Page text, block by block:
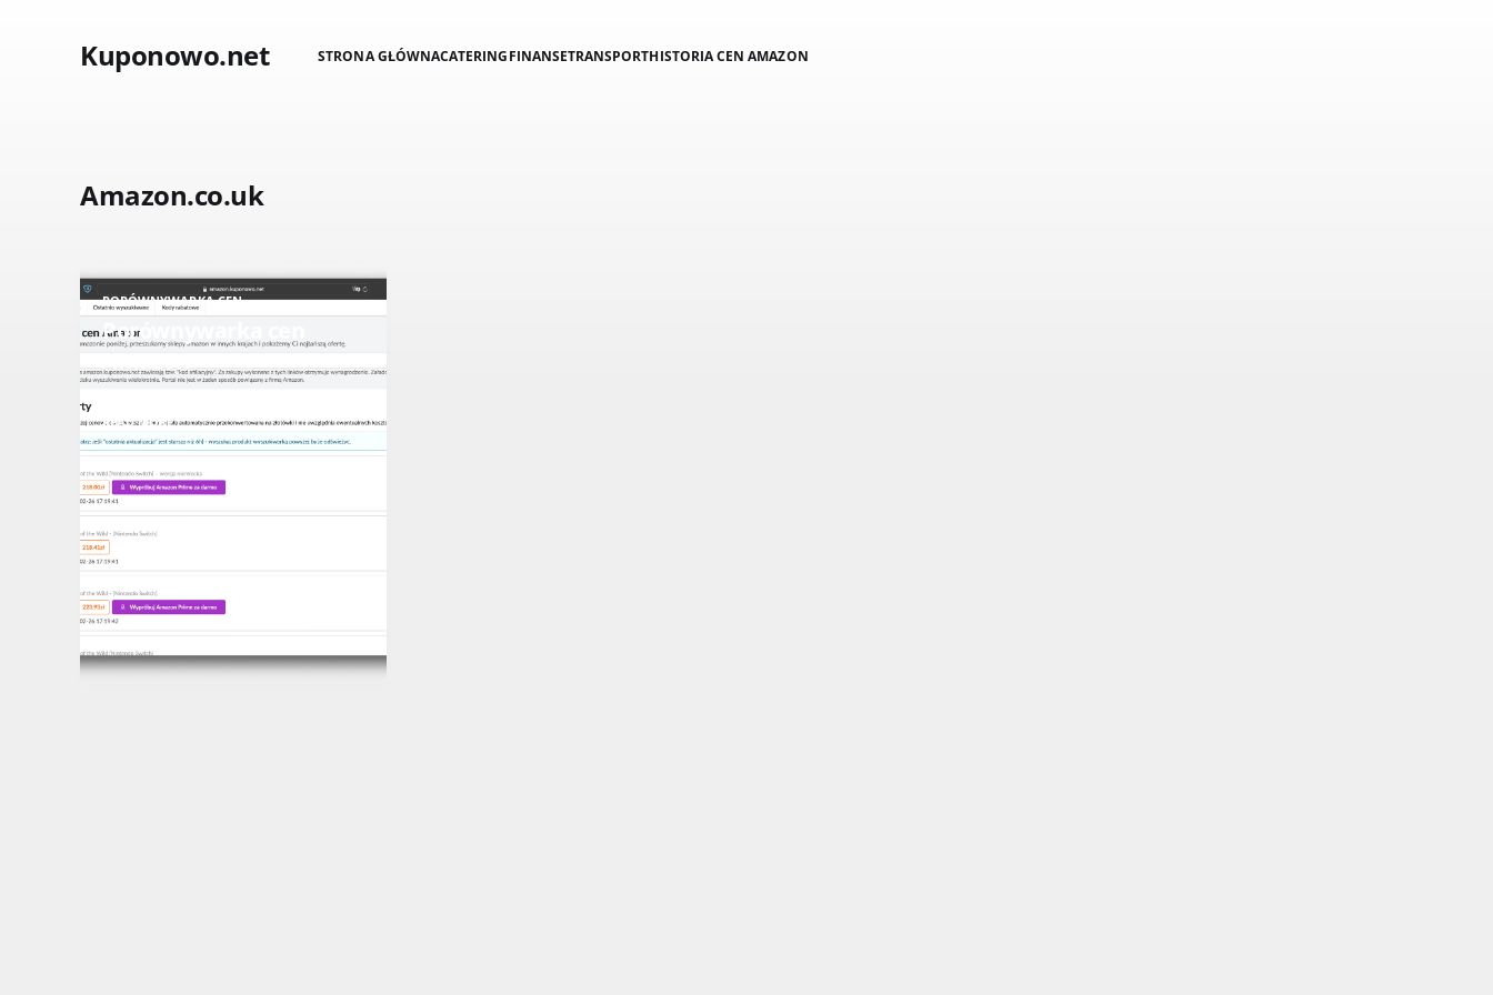
Kuponowo.net STRONA GŁÓWNACATERINGFINANSETRANSPORTHISTORIA CEN AMAZON
Amazon.co.uk
PORÓWNYWARKA CEN
Porównywarka cen
READ MORE